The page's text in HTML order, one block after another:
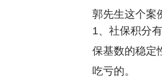
郭先生这个案
1、社保积分
保基数的稳定
吃亏的。